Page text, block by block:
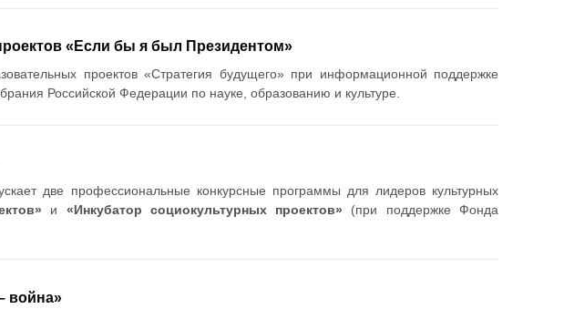
«Если бы я был Президентом»
проектов «Стратегия будущего» при информационной поддержке
Российской Федерации по науке, образованию и культуре.
две профессиональные конкурсные программы для лидеров культурных
и «Инкубатор социокультурных проектов» (при поддержке Фонда
война»